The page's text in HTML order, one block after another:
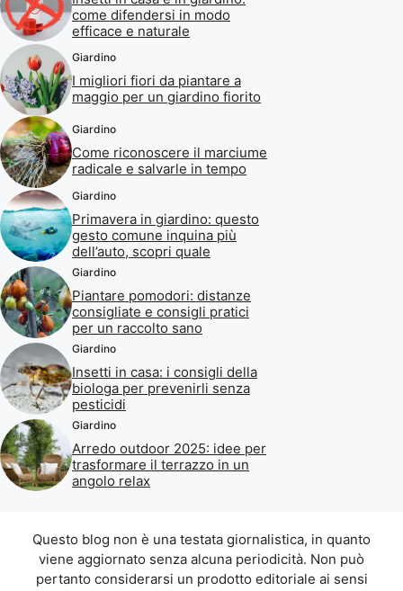
come difendersi in modo
efficace e naturale
Giardino
I migliori fiori da piantare a
maggio per un giardino fiorito
Giardino
Come riconoscere il marciume
radicale e salvarle in tempo
Giardino
Primavera in giardino: questo
gesto comune inquina più
dell’auto, scopri quale
Giardino
Piantare pomodori: distanze
consigliate e consigli pratici
per un raccolto sano
Giardino
Insetti in casa: i consigli della
biologa per prevenirli senza
pesticidi
Giardino
Arredo outdoor 2025: idee per
trasformare il terrazzo in un
angolo relax
Questo blog non è una testata giornalistica, in quanto
viene aggiornato senza alcuna periodicità. Non può
pertanto considerarsi un prodotto editoriale ai sensi